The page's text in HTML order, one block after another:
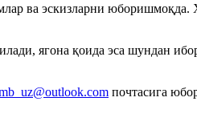
ва эскизларни юборишмоқда.
ягона қоида эса шундан
почтасига